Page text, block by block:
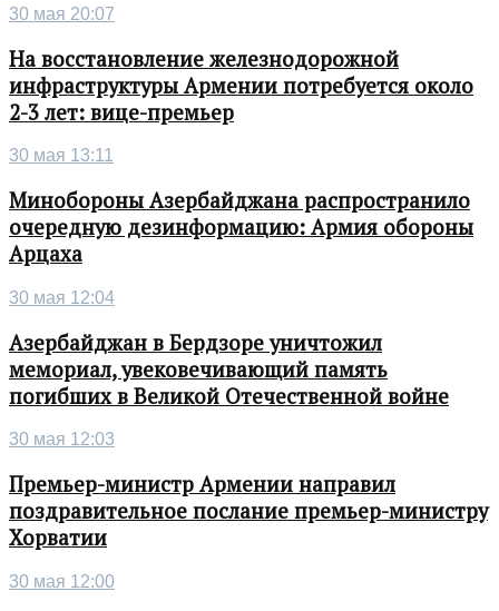
30 мая 20:07
На восстановление железнодорожной
инфраструктуры Армении потребуется около
2-3 лет: вице-премьер
30 мая 13:11
Минобороны Азербайджана распространило
очередную дезинформацию: Армия обороны
Арцаха
30 мая 12:04
Азербайджан в Бердзоре уничтожил
мемориал, увековечивающий память
погибших в Великой Отечественной войне
30 мая 12:03
Премьер-министр Армении направил
поздравительное послание премьер-министру
Хорватии
30 мая 12:00